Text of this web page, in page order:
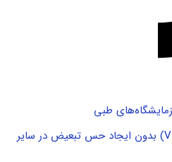
طبی
مدیریت صف‌های اولویت‌دار (VIP) بدون ایجاد حس تبعیض در سایر